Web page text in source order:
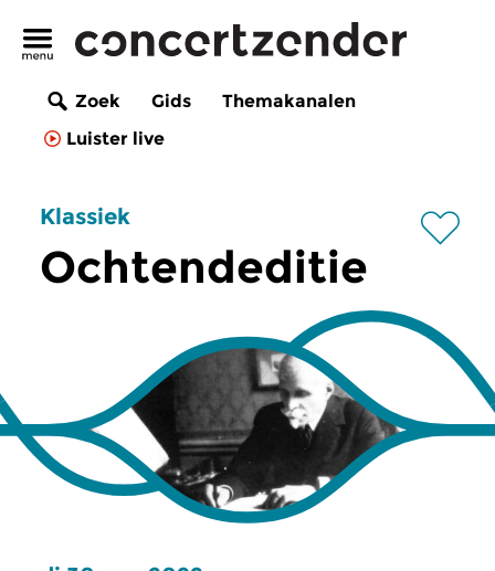
Zoek Gids
Themakanalen
Luister live
Klassiek
Ochtendeditie